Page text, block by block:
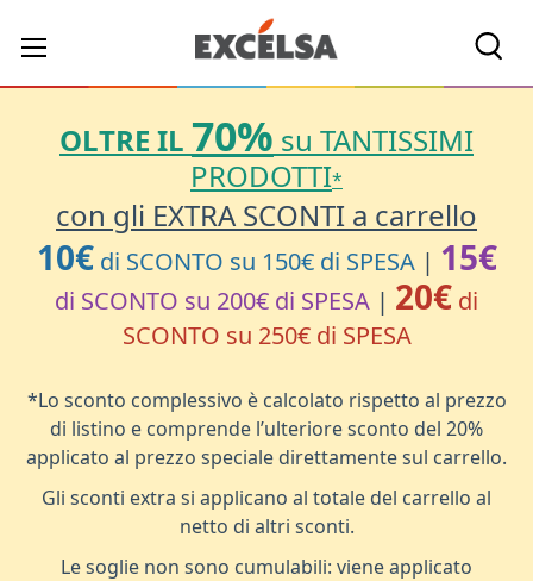
OLTRE IL 70% su TANTISSIMI
PRODOTTI*
con gli EXTRA SCONTI a carrello
10€ di SCONTO su 150€ di SPESA| 15€
di SCONTO su 200€ di SPESA | 20€ di
SCONTO su 250€ di SPESA
*Lo sconto complessivo è calcolato rispetto al prezzo
di listino e comprende l’ulteriore sconto del 20%
applicato al prezzo speciale direttamente sul carrello.
Gli sconti extra si applicano al totale del carrello al
netto di altri sconti.
Le soglie non sono cumulabili: viene applicato